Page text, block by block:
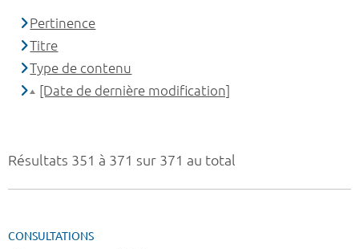
Résultats 351 à 371 sur 371 au total
CONSULTATIONS
Pertinence
Titre
Type de contenu
[Date de dernière modification]